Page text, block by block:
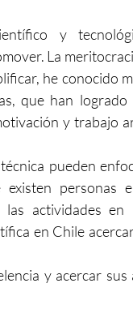
y
La
he conocido
que han logrado
y trabajo
pueden
existen personas
actividades en
en Chile
y acercar sus